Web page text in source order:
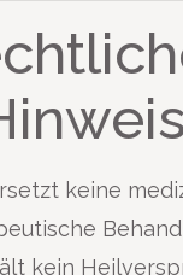
keine
kein